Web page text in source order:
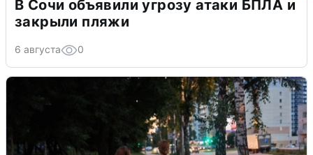
В Сочи объявили угрозу атаки БПЛА и
закрыли пляжи
6 августа 0